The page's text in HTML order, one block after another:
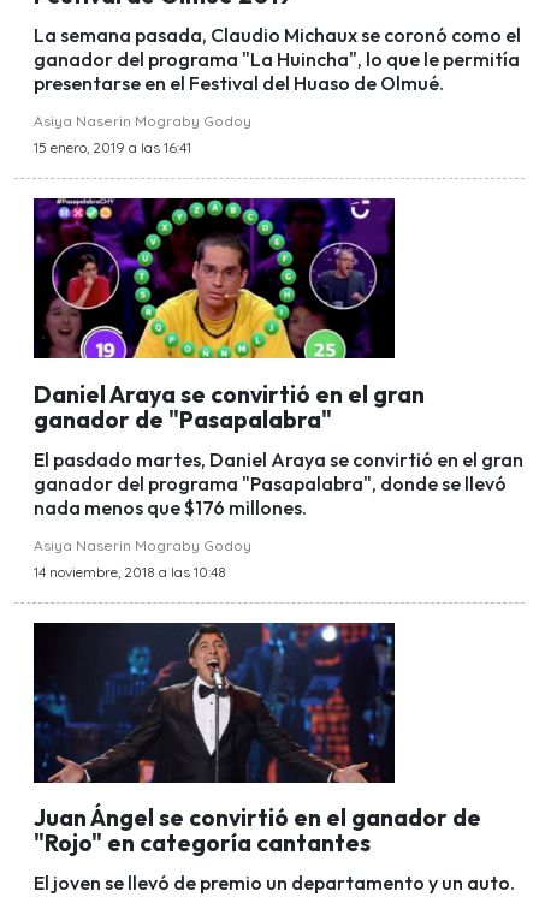
La semana pasada, Claudio Michaux se coronó como el
ganador del programa "La Huincha", lo que le permitía
presentarse en el Festival del Huaso de Olmué.
Asiya Naserin Mograby Godoy
15 enero, 2019 a las 16:41
Daniel Araya se convirtió en el gran
ganador de "Pasapalabra"
El pasdado martes, Daniel Araya se convirtió en el gran
ganador del programa "Pasapalabra", donde se llevó
nada menos que $176 millones.
Asiya Naserin Mograby Godoy
14 noviembre, 2018 a las 10:48
Juan Ángel se convirtió en el ganador de
"Rojo" en categoría cantantes
El joven se llevó de premio un departamento y un auto.